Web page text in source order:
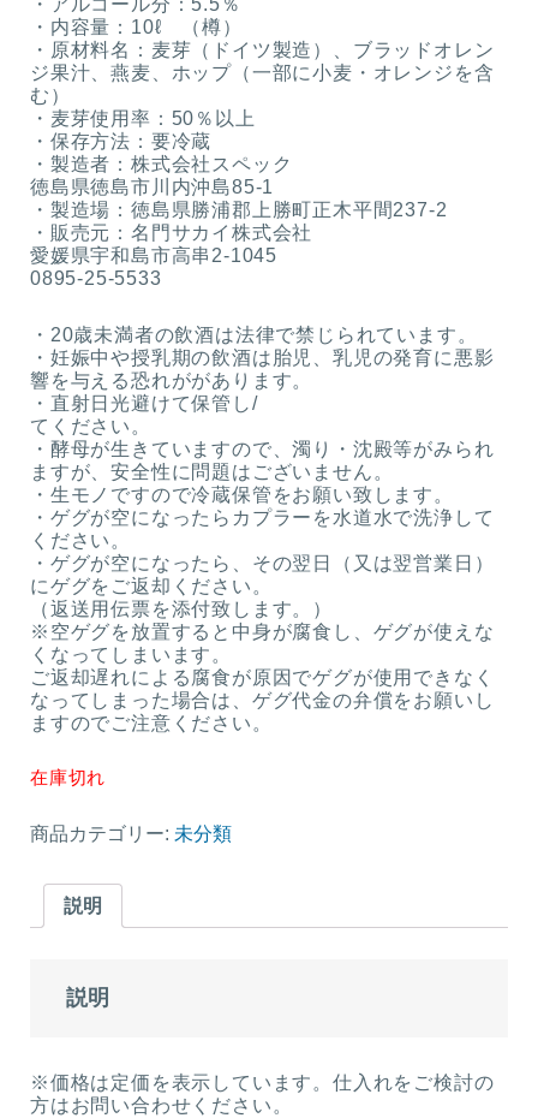
・アルコール分：5.5％
・内容量：10ℓ （樽）
・原材料名：麦芽（ドイツ製造）、ブラッドオレン
ジ果汁、燕麦、ホップ（一部に小麦・オレンジを含
む）
・麦芽使用率：50％以上
・保存方法：要冷蔵
・製造者：株式会社スペック
徳島県徳島市川内沖島85-1
・製造場：徳島県勝浦郡上勝町正木平間237-2
・販売元：名門サカイ株式会社
愛媛県宇和島市高串2-1045
0895-25-5533
・20歳未満者の飲酒は法律で禁じられています。
・妊娠中や授乳期の飲酒は胎児、乳児の発育に悪影
響を与える恐れががあります。
・直射日光避けて保管し/
てください。
・酵母が生きていますので、濁り・沈殿等がみられ
ますが、安全性に問題はございません。
・生モノですので冷蔵保管をお願い致します。
・ゲグが空になったらカプラーを水道水で洗浄して
ください。
・ゲグが空になったら、その翌日（又は翌営業日）
にゲグをご返却ください。
（返送用伝票を添付致します。）
※空ゲグを放置すると中身が腐食し、ゲグが使えな
くなってしまいます。
ご返却遅れによる腐食が原因でゲグが使用できなく
なってしまった場合は、ゲグ代金の弁償をお願いし
ますのでご注意ください。
在庫切れ
商品カテゴリー: 未分類
説明
説明
※価格は定価を表示しています。仕入れをご検討の
方はお問い合わせください。